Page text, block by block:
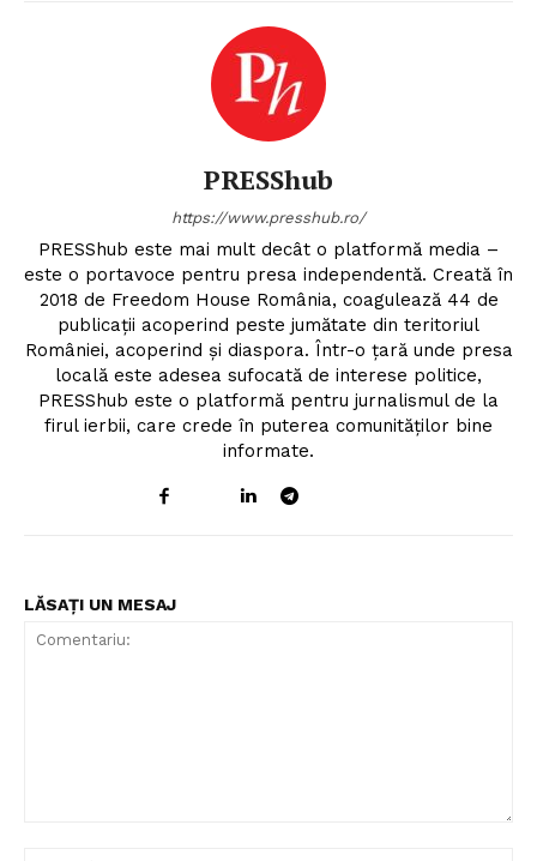
PRESShub
https://www.presshub.ro/
PRESShub este mai mult decât o platformă media –
este o portavoce pentru presa independentă. Creată în
2018 de Freedom House România, coagulează 44 de
publicații acoperind peste jumătate din teritoriul
României, acoperind și diaspora. Într-o țară unde presa
locală este adesea sufocată de interese politice,
PRESShub este o platformă pentru jurnalismul de la
firul ierbii, care crede în puterea comunităților bine
informate.
LĂSAȚI UN MESAJ